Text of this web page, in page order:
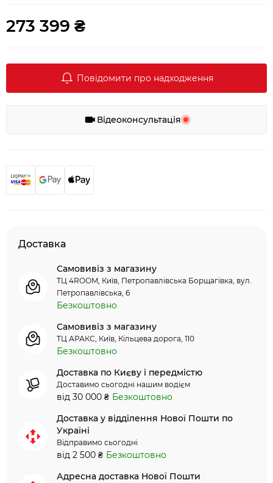
273 399 ₴
Повідомити про надходження
Відеоконсультація
Доставка
Самовивіз з магазину
ТЦ 4ROOM, Київ, Петропавлівська Борщагівка, вул.
Петропавлівська, 6
Безкоштовно
Самовивіз з магазину
ТЦ АРАКС, Київ, Кільцева дорога, 110
Безкоштовно
Доставка по Києву і передмістю
Доставимо сьогодні нашим водієм
від 30 000 ₴ Безкоштовно
Доставка у відділення Нової Пошти по
Україні
Відправимо сьогодні
від 2 500 ₴ Безкоштовно
Адресна доставка Нової Пошти